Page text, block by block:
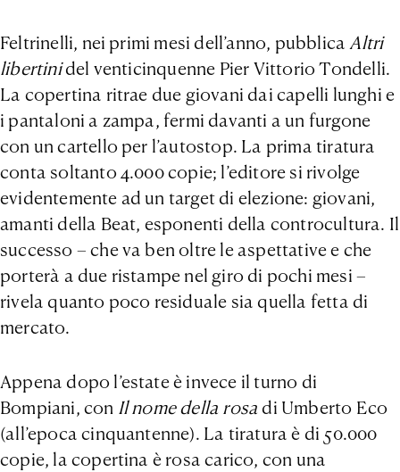
Feltrinelli, nei primi mesi dell’anno, pubblicaAltri
libertinidel venticinquenne Pier Vittorio Tondelli.
La copertina ritrae due giovani dai capelli lunghi e
i pantaloni a zampa, fermi davanti a un furgone
con un cartello per l’autostop. La prima tiratura
conta soltanto 4.000 copie; l’editore si rivolge
evidentemente ad un target di elezione: giovani,
amanti della Beat, esponenti della controcultura. Il
successo – che va ben oltre le aspettative e che
porterà a due ristampe nel giro di pochi mesi –
rivela quanto poco residuale sia quella fetta di
mercato.
Appena dopo l’estate è invece il turno di
Bompiani, con Il nome della rosadi Umberto Eco
(all’epoca cinquantenne). La tiratura è di 50.000
copie, la copertina è rosa carico, con una